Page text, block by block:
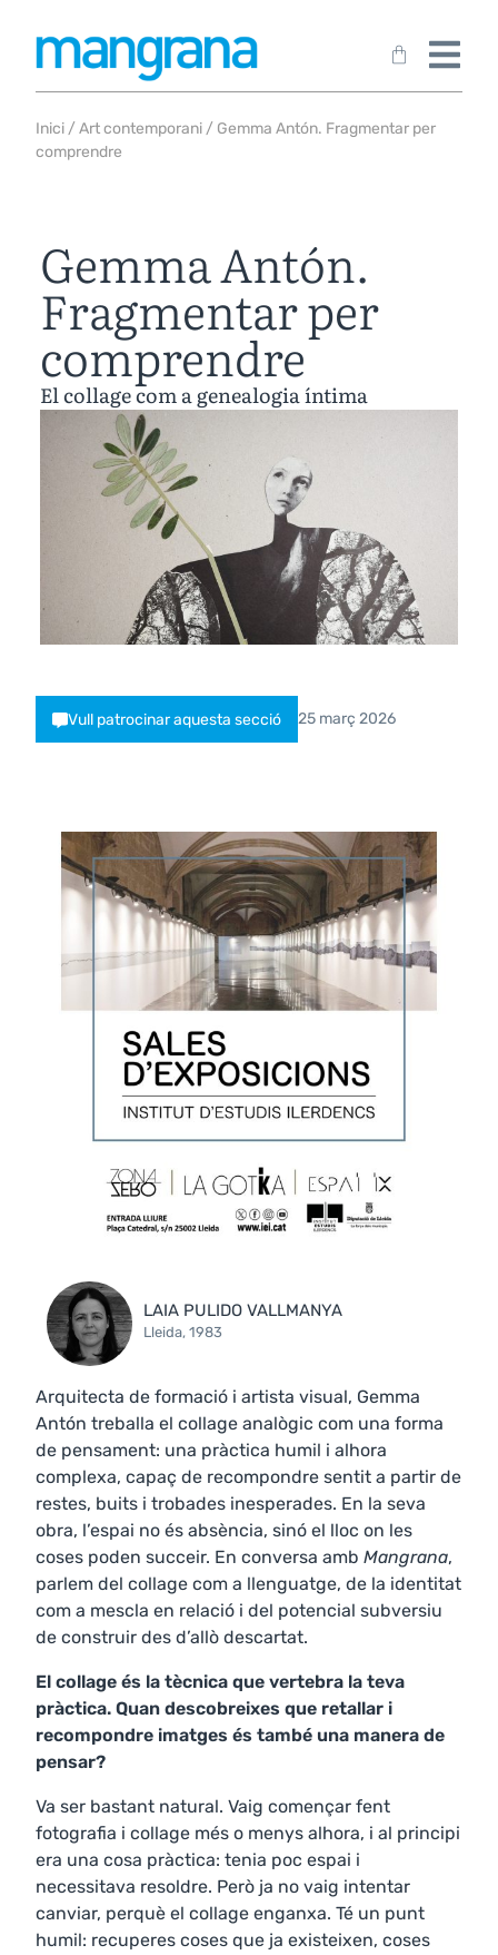
Inici /Art contemporani / Gemma Antón. Fragmentar per
comprendre
Gemma Antón.
Fragmentar per
comprendre
El collage com a genealogia íntima
Vull patrocinar aquesta secció 25 març 2026
LAIA PULIDO VALLMANYA
Lleida, 1983
Arquitecta de formació i artista visual, Gemma
Antón treballa el collage analògic com una forma
de pensament: una pràctica humil i alhora
complexa, capaç de recompondre sentit a partir de
restes, buits i trobades inesperades. En la seva
obra, l’espai no és absència, sinó el lloc on les
coses poden succeir. En conversa amb Mangrana,
parlem del collage com a llenguatge, de la identitat
com a mescla en relació i del potencial subversiu
de construir des d’allò descartat.
El collage és la tècnica que vertebra la teva
pràctica. Quan descobreixes que retallar i
recompondre imatges és també una manera de
pensar?
Va ser bastant natural. Vaig començar fent
fotografia i collage més o menys alhora, i al principi
era una cosa pràctica: tenia poc espai i
necessitava resoldre. Però ja no vaig intentar
canviar, perquè el collage enganxa. Té un punt
humil: recuperes coses que ja existeixen, coses